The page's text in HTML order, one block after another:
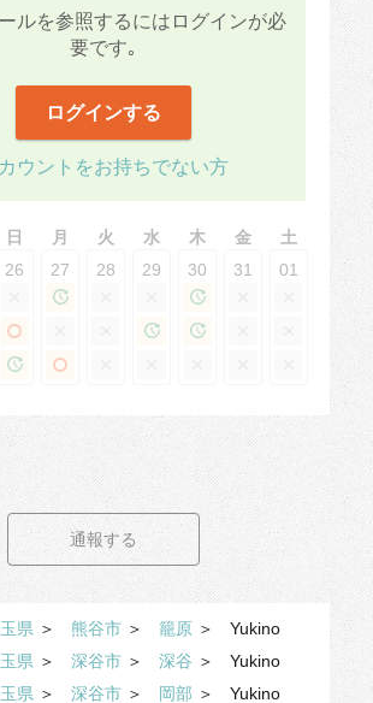
ルを参照するにはログインが必
要です｡
ログインする
ウントをお持ちでない方
日 月 火 水 木 金 土
26 27 28 29 30 31 01
通報する
県 ＞ 熊谷市 ＞ 籠原 ＞
Yukino
県 ＞ 深谷市 ＞ 深谷 ＞
Yukino
県 ＞ 深谷市 ＞ 岡部 ＞ Yukino